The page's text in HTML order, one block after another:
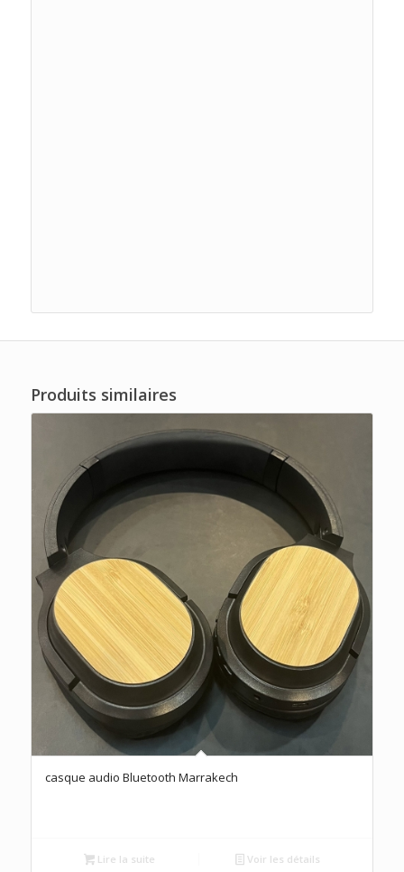
Produits similaires
casque audio Bluetooth Marrakech
Lire la suite Voir les détails